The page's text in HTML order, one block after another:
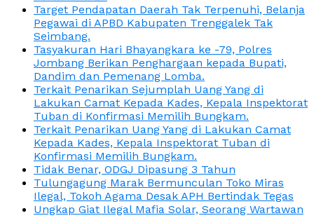
Target Pendapatan Daerah Tak Terpenuhi, Belanja
Pegawai di APBD Kabupaten Trenggalek Tak
Seimbang.
Tasyakuran Hari Bhayangkara ke -79, Polres
Jombang Berikan Penghargaan kepada Bupati,
Dandim dan Pemenang Lomba.
Terkait Penarikan Sejumplah Uang Yang di
Lakukan Camat Kepada Kades, Kepala Inspektorat
Tuban di Konfirmasi Memilih Bungkam.
Terkait Penarikan Uang Yang di Lakukan Camat
Kepada Kades, Kepala Inspektorat Tuban di
Konfirmasi Memilih Bungkam.
Tidak Benar, ODGJ Dipasung 3 Tahun
Tulungagung Marak Bermunculan Toko Miras
Ilegal, Tokoh Agama Desak APH Bertindak Tegas
Ungkap Giat Ilegal Mafia Solar, Seorang Wartawan